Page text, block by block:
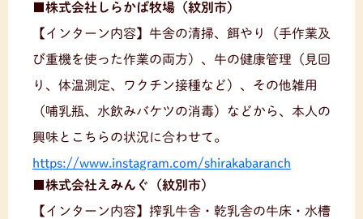
■株式会社しらかば牧場（紋別市）
【インターン内容】牛舎の清掃、餌やり（手作業及
び重機を使った作業の両方）、牛の健康管理（見回
り、体温測定、ワクチン接種など）、その他雑用
（哺乳瓶、水飲みバケツの消毒）などから、本人の
興味とこちらの状況に合わせて。
https://www.instagram.com/shirakabaranch
■株式会社えみんぐ（紋別市）
【インターン内容】搾乳牛舎・乾乳舎の牛床・水槽